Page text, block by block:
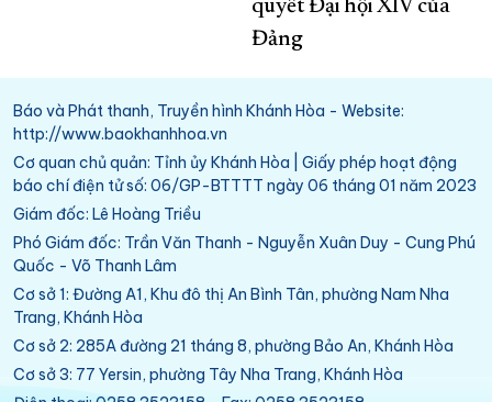
quyết Đại hội XIV của
Đảng
Báo và Phát thanh, Truyền hình Khánh Hòa - Website:
http://www.baokhanhhoa.vn
Cơ quan chủ quản: Tỉnh ủy Khánh Hòa | Giấy phép hoạt động
báo chí điện tử số: 06/GP-BTTTT ngày 06 tháng 01 năm 2023
Giám đốc: Lê Hoàng Triều
Phó Giám đốc: Trần Văn Thanh - Nguyễn Xuân Duy - Cung Phú
Quốc - Võ Thanh Lâm
Cơ sở 1: Đường A1, Khu đô thị An Bình Tân, phường Nam Nha
Trang, Khánh Hòa
Cơ sở 2: 285A đường 21 tháng 8, phường Bảo An, Khánh Hòa
Cơ sở 3: 77 Yersin, phường Tây Nha Trang, Khánh Hòa